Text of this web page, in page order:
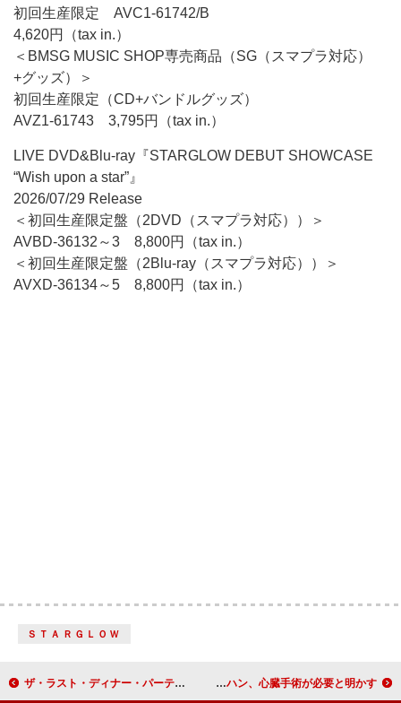
初回生産限定 AVC1-61742/B
4,620円（tax in.）
＜BMSG MUSIC SHOP専売商品（SG（スマプラ対応）
+グッズ）＞
初回生産限定（CD+バンドルグッズ）
AVZ1-61743 3,795円（tax in.）
LIVE DVD&Blu-ray『STARGLOW DEBUT SHOWCASE
“Wish upon a star”』
2026/07/29 Release
＜初回生産限定盤（2DVD（スマプラ対応））＞
AVBD-36132～3 8,800円（tax in.）
＜初回生産限定盤（2Blu-ray（スマプラ対応））＞
AVXD-36134～5 8,800円（tax in.）
ＳＴＡＲＧＬＯＷ
ザ・ラスト・ディナー・パーティー、ライブ人気曲「Big Dog」＆スポークン・ワード作品「Come All You Beasts」配信 スリップノットのM・ショーン・クラハン、心臓手術が必要と明かす